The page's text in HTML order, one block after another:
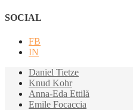
SOCIAL
FB
IN
Daniel Tietze
Knud Kohr
Anna-Eda Ettilå
Emile Focaccia